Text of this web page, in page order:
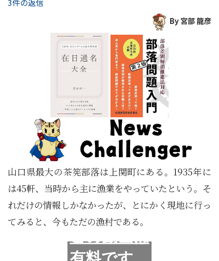
3件の返信
By 宮部 龍彦
山口県最大の茶筅部落は上関町にある。1935年に
は45軒、当時から主に漁業をやっていたという。そ
れだけの情報しかなかったが、とにかく現地に行っ
てみると、今もただの漁村である。